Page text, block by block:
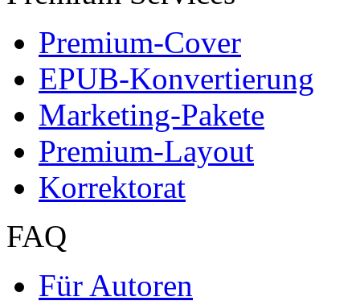
Premium-Cover
EPUB-Konvertierung
Marketing-Pakete
Premium-Layout
Korrektorat
FAQ
Für Autoren